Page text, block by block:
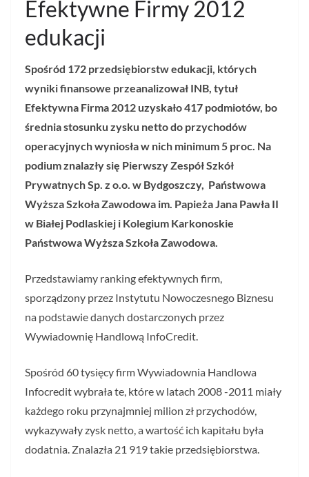
Efektywne Firmy 2012
edukacji
Spośród 172 przedsiębiorstw edukacji, których
wyniki finansowe przeanalizował INB, tytuł
Efektywna Firma 2012 uzyskało 417 podmiotów, bo
średnia stosunku zysku netto do przychodów
operacyjnych wyniosła w nich minimum 5 proc. Na
podium znalazły się Pierwszy Zespół Szkół
Prywatnych Sp. z o.o. w Bydgoszczy, Państwowa
Wyższa Szkoła Zawodowa im. Papieża Jana Pawła II
w Białej Podlaskiej i Kolegium Karkonoskie
Państwowa Wyższa Szkoła Zawodowa.
Przedstawiamy ranking efektywnych firm,
sporządzony przez Instytutu Nowoczesnego Biznesu
na podstawie danych dostarczonych przez
Wywiadownię Handlową InfoCredit.
Spośród 60 tysięcy firm Wywiadownia Handlowa
Infocredit wybrała te, które w latach 2008 -2011 miały
każdego roku przynajmniej milion zł przychodów,
wykazywały zysk netto, a wartość ich kapitału była
dodatnia. Znalazła 21 919 takie przedsiębiorstwa.